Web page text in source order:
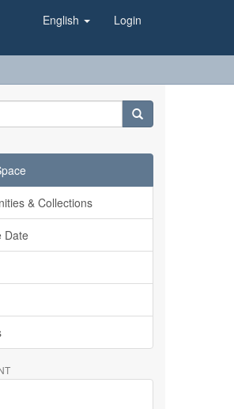
English Login
& Collections
Date